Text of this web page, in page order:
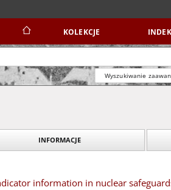
KOLEKCJE
Wyszukiwanie
INFORMACJE
information in nuclear